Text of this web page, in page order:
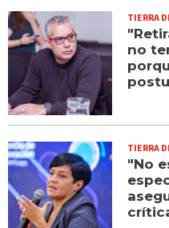
TIERRA
no
TIERRA
"No